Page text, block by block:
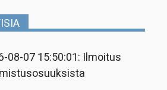
08-07 15:50:01: Ilmoitus